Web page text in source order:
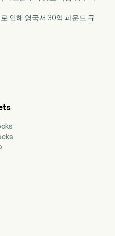
인해 영국서 30억 파운드 규